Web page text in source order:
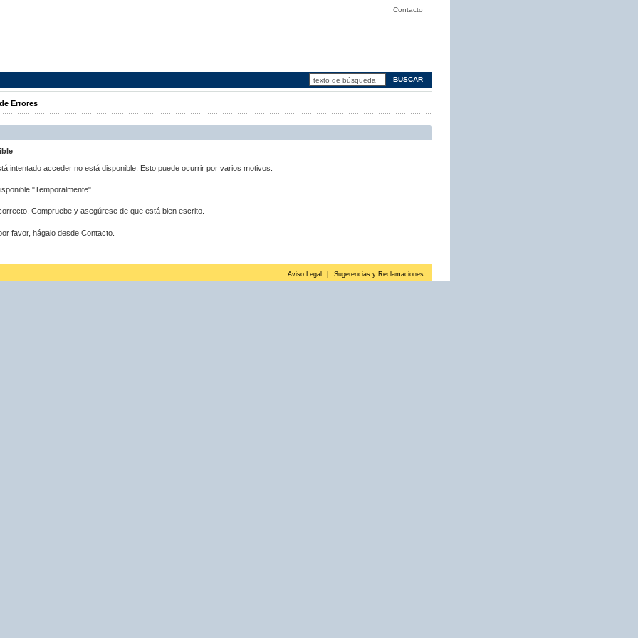
Contacto
Errores
intentado acceder no está disponible. Esto puede ocurrir por varios motivos:
"Temporalmente".
Compruebe y asegúrese de que está bien escrito.
favor, hágalo desde Contacto.
Aviso Legal Sugerencias y Reclamaciones